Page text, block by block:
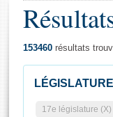
Général
153460 résultats
LÉGISLATURE
17e législature (X)